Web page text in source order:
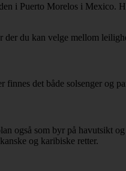
i Puerto Morelos i Mexico.
du kan velge mellom
det både solsenger og
også som byr på havutsikt
og karibiske retter.